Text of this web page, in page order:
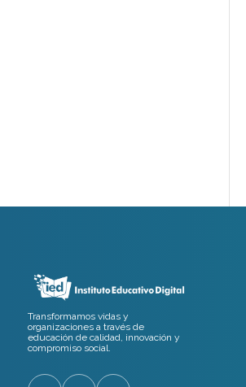
Transformamos vidas y
organizaciones a través de
educación de calidad, innovación y
compromiso social.